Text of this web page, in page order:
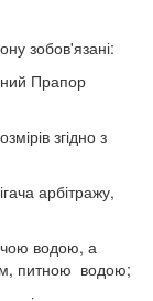
зобов'язані:
Прапор
згідно з
арбітражу,
водою, а
питною водою;